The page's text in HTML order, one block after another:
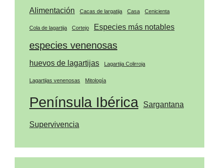
Alimentación Cacas de largatija Casa Cenicienta
Cola de lagartija Cortejo Especies más notables
especies venenosas
huevos de lagartijas Lagartija Colirroja
Lagartijas venenosas Mitología
Península Ibérica Sargantana
Supervivencia